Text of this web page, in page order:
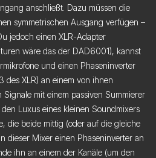
anschließt. Dazu müssen die
symmetrischen Ausgang verfügen –
jedoch einen XLR-Adapter
wäre das der DAD6001), kannst
und einen Phaseninverter
des XLR) an einem von ihnen
mit einem passiven Summierer
Luxus eines kleinen Soundmixers
die beide mittig (oder auf die gleiche
dieser Mixer einen Phaseninverter an
ihn an einem der Kanäle (um den